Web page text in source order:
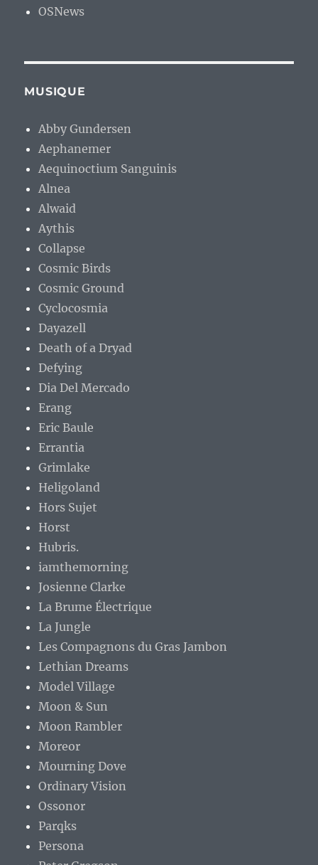
OSNews
MUSIQUE
Abby Gundersen
Aephanemer
Aequinoctium Sanguinis
Alnea
Alwaid
Aythis
Collapse
Cosmic Birds
Cosmic Ground
Cyclocosmia
Dayazell
Death of a Dryad
Defying
Dia Del Mercado
Erang
Eric Baule
Errantia
Grimlake
Heligoland
Hors Sujet
Horst
Hubris.
iamthemorning
Josienne Clarke
La Brume Électrique
La Jungle
Les Compagnons du Gras Jambon
Lethian Dreams
Model Village
Moon & Sun
Moon Rambler
Moreor
Mourning Dove
Ordinary Vision
Ossonor
Parqks
Persona